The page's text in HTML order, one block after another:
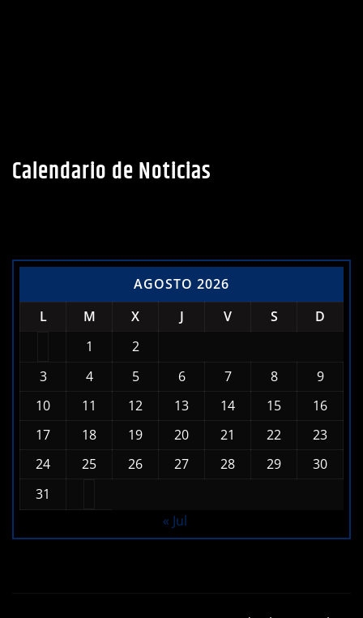
Calendario de Noticias
AGOSTO 2026
L
M X J V S
D
1
2
3
4 5 6 7 8
9
10
11 12 13 14 15
16
17
18 19 20 21 22
23
24
25 26 27 28 29
30
31
« Jul